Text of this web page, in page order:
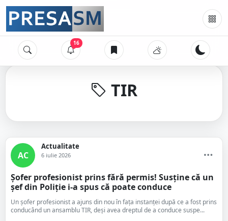
16
TIR
AC
Actualitate
6 iulie 2026
Șofer profesionist prins fără permis! Susține că un
șef din Poliție i-a spus că poate conduce
Un șofer profesionist a ajuns din nou în fața instanței după ce a fost prins
conducând un ansamblu TIR, deși avea dreptul de a conduce suspe...